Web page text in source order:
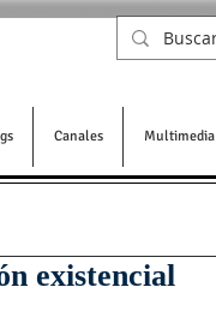
Canales Multimedia
existencial